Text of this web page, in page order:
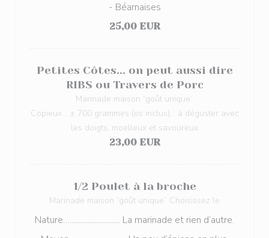
- Béarnaises
25,00 EUR
Petites Côtes... on peut aussi dire
RIBS ou Travers de Porc
Marinade maison “goût unique”
Copieux... ± 700 grammes (os inclus)... à déguster avec
les doigts, moelleux et savoureux
23,00 EUR
1/2 Poulet à la broche
Marinade maison “goût unique” Choisissez le
Nature…............................ La marinade et rien d’autre.